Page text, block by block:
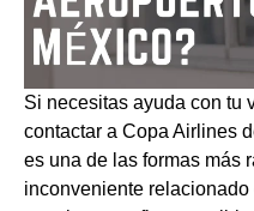
Si necesitas ayuda con tu
contactar a Copa Airlines
es una de las formas más
inconveniente